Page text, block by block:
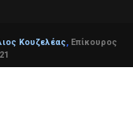
Κουζελέας,Επίκουρος